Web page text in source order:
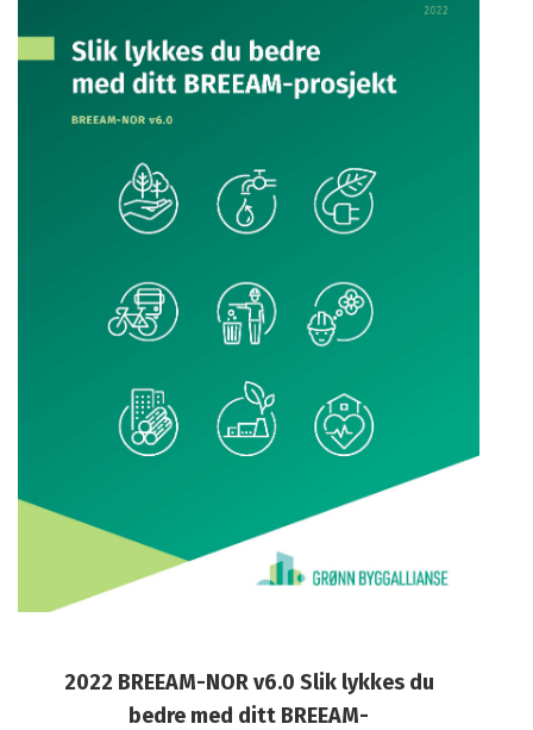
2022 BREEAM-NOR v6.0 Slik lykkes du
bedre med ditt BREEAM-